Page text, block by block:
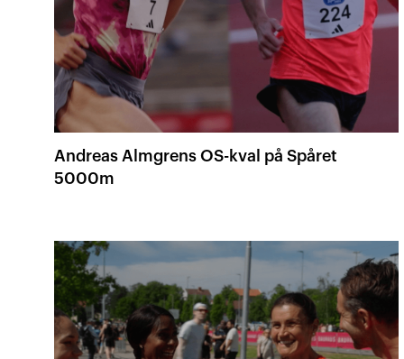
Andreas Almgrens OS-kval på Spåret
5000m